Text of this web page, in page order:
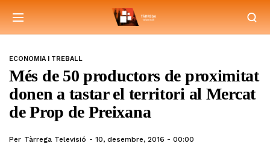
ECONOMIA I TREBALL
Més de 50 productors de proximitat
donen a tastar el territori al Mercat
de Prop de Preixana
Per Tàrrega Televisió 10, desembre, 2016 - 00:00